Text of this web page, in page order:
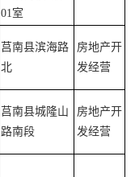
01室
莒南县滨海路
北
房地产开
发经营
莒南县城隆山
路南段
房地产开
发经营